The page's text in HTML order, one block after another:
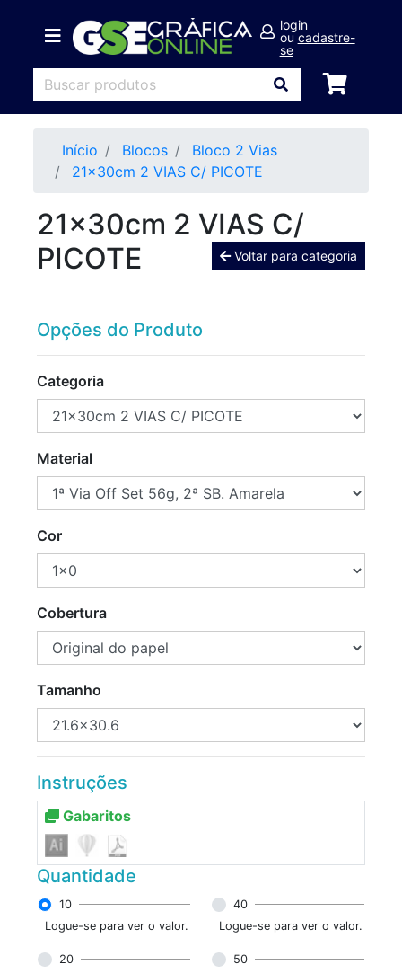
login
oucadastre-
se
Início Blocos
Bloco 2 Vias
21x30cm 2 VIAS C/ PICOTE
21x30cm 2 VIAS C/
PICOTE
Voltar para categoria
Opções do Produto
Categoria
Material
Cor
Cobertura
Tamanho
Instruções
Gabaritos
Quantidade
10
Logue-se para ver o valor.
40
Logue-se para ver o valor.
20
50